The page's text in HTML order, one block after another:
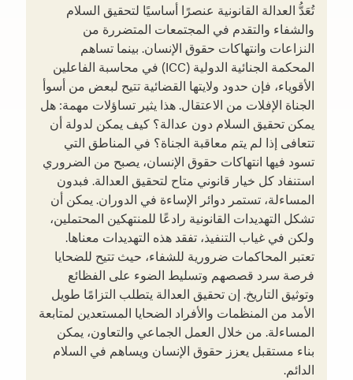
تُعَدُّ العدالة القانونية عنصرًا أساسيًا لتحقيق السلام
والشفاء والتقدم في المجتمعات المتضررة من
النزاعات وانتهاكات حقوق الإنسان. بينما تساهم
المحكمة الجنائية الدولية (ICC) في محاسبة الفاعلين
الأقوياء، فإن حدود ولايتها القضائية تتيح لبعض من أسوأ
الجناة الإفلات من الاعتقال. هذا يثير تساؤلات مهمة: هل
يمكن تحقيق السلام دون عدالة؟ كيف يمكن لدولة أن
تتعافى إذا لم يتم معاقبة الجناة؟ في المناطق التي
تسود فيها انتهاكات حقوق الإنسان، يصبح من الضروري
استنفاد كل خيار قانوني متاح لتحقيق العدالة. فبدون
المساءلة، تستمر دوائر الإساءة في الدوران. يمكن أن
تشكل التهديدات القانونية رادعًا للمنتهكين المحتملين،
ولكن في غياب التنفيذ، تفقد هذه التهديدات معناها.
تعتبر المحاكمات ضرورية للشفاء، حيث تتيح للضحايا
فرصة سرد قصصهم وتسليط الضوء على الفظائع
وتوثيق التاريخ. إن تحقيق العدالة يتطلب التزامًا طويل
الأمد من المنظمات والأفراد الضحايا المستعدين لمتابعة
المساءلة. من خلال العمل الجماعي والتعاون، يمكن
بناء مستقبل يعزز حقوق الإنسان ويساهم في السلام
الدائم.